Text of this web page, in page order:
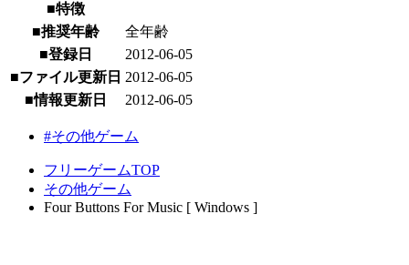
■特徴
■推奨年齢
全年齢
■登録日
2012-06-05
■ファイル更新日 2012-06-05
■情報更新日
2012-06-05
#その他ゲーム
フリーゲームTOP
その他ゲーム
Four Buttons For Music [ Windows ]